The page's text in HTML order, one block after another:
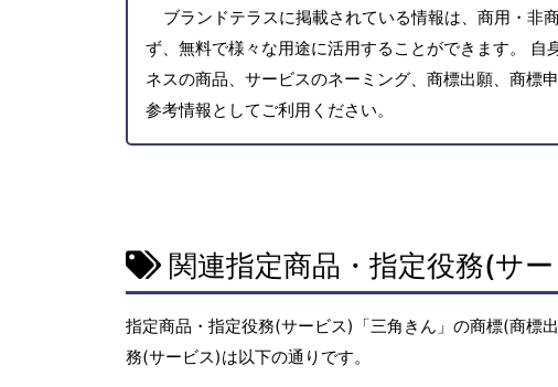
ブランドテラスに掲載されている情報は、商用・非
ず、無料で様々な用途に活用することができます。 自
ネスの商品、サービスのネーミング、商標出願、商標
参考情報としてご利用ください。
関連指定商品・指定役務(サ
指定商品・指定役務(サービス)「三角きん」の商標(商標
務(サービス)は以下の通りです。